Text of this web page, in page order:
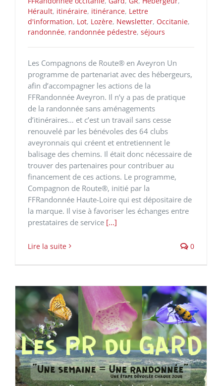
Hérault, itinéraire, itinérance, Lettre
d'information, Lot, Lozère, Newsletter, Occitanie,
randonnée, randonnée pédestre, séjours
Les Compagnons de Route® en Aveyron Un
programme de partenariat avec des hébergeurs,
afin d’accompagner les actions de la
FFRandonnée Aveyron. Il n’y a pas de pratique
de la randonnée sans aménagements
d’itinéraires… et c’est un travail sans cesse
renouvelé par les bénévoles des 64 clubs
aveyronnais qui créent et entretiennent le
balisage des chemins. Il était donc nécessaire de
trouver des partenaires pour contribuer au
financement de ces actions. Le programme,
Compagnon de Route®, initié par la
FFRandonnée Haute-Loire qui est dépositaire de
la marque. Il vise à favoriser les échanges entre
prestataires de service [...]
Lire la suite 0